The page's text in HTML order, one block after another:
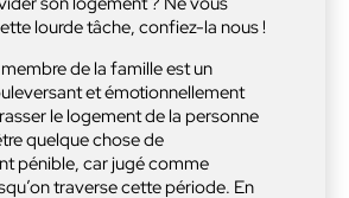
lourde tâche, confiez-la nous !
de la famille est un
et émotionnellement
le logement de la personne
quelque chose de
pénible, car jugé comme
traverse cette période. En